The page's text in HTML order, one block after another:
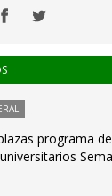
programa